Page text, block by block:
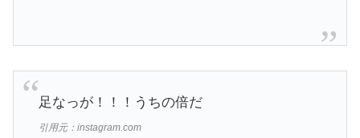
足なっが！！！うちの倍だ
引用元：instagram.com